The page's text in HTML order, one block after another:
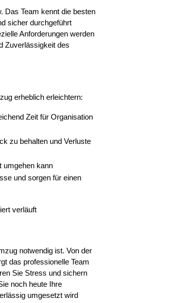
Das Team kennt die besten
sicher durchgeführt
Anforderungen werden
Zuverlässigkeit des
erheblich erleichtern:
Zeit für Organisation
zu behalten und Verluste
umgehen kann
und sorgen für einen
verläuft
notwendig ist. Von der
das professionelle Team
Sie Stress und sichern
noch heute Ihre
umgesetzt wird